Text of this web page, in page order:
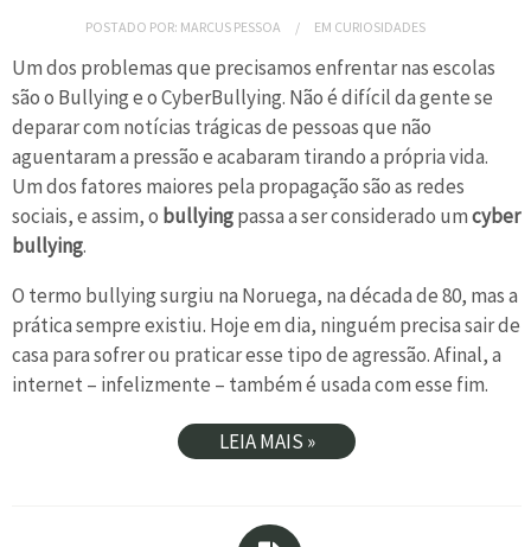
POSTADO POR: MARCUS PESSOA EM CURIOSIDADES
Um dos problemas que precisamos enfrentar nas escolas
são o Bullying e o CyberBullying. Não é difícil da gente se
deparar com notícias trágicas de pessoas que não
aguentaram a pressão e acabaram tirando a própria vida.
Um dos fatores maiores pela propagação são as redes
sociais, e assim, o bullyingpassa a ser considerado umcyber
bullying.
O termo bullying surgiu na Noruega, na década de 80, mas a
prática sempre existiu. Hoje em dia, ninguém precisa sair de
casa para sofrer ou praticar esse tipo de agressão. Afinal, a
internet – infelizmente – também é usada com esse fim.
LEIA MAIS »